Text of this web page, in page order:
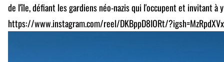
de l'île, défiant les gardiens néo-nazis qui l'occupent et invitant
https://www.instagram.com/reel/DKBppD8IORt/